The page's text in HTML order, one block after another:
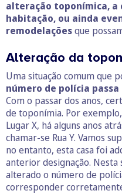
alteração toponímica, a
habitação, ou ainda
remodelaçõesque
Alteração da
Uma situação comum que
número de polícia
Com o passar dos anos,
de toponímia. Por
Lugar X, há alguns anos
chamar-se Rua Y. Vamos
no entanto, esta casa foi
anterior designação.
alterado o número de
corresponder